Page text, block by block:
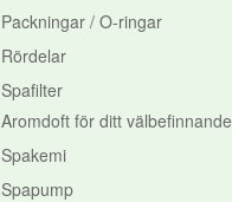
Packningar / O-ringar
Rördelar
Spafilter
Aromdoft för ditt välbefinnande
Spakemi
Spapump